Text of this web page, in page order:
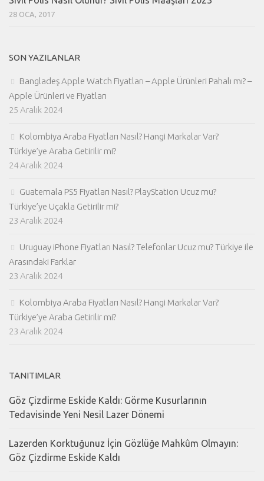
28 OCA, 2017
SON YAZILANLAR
Bangladeş Apple Watch Fiyatları – Apple Ürünleri Pahalı mı? –
Apple Ürünleri ve Fiyatları
25 Aralık 2024
Kolombiya Araba Fiyatları Nasıl? Hangi Markalar Var?
Türkiye’ye Araba Getirilir mi?
24 Aralık 2024
Guatemala PS5 Fiyatları Nasıl? PlayStation Ucuz mu?
Türkiye’ye Uçakla Getirilir mi?
23 Aralık 2024
Uruguay iPhone Fiyatları Nasıl? Telefonlar Ucuz mu? Türkiye ile
Arasındaki Farklar
23 Aralık 2024
Kolombiya Araba Fiyatları Nasıl? Hangi Markalar Var?
Türkiye’ye Araba Getirilir mi?
23 Aralık 2024
TANITIMLAR
Göz Çizdirme Eskide Kaldı: Görme Kusurlarının
Tedavisinde Yeni Nesil Lazer Dönemi
Lazerden Korktuğunuz İçin Gözlüğe Mahkûm Olmayın:
Göz Çizdirme Eskide Kaldı